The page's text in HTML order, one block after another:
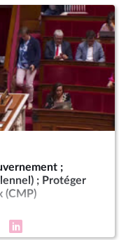
;
; Protéger
(CMP)